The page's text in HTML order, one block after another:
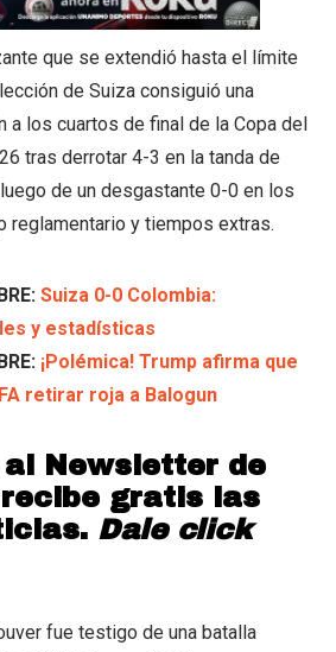
que se extendió hasta el límite
de Suiza consiguió una
a los cuartos de final de la Copa del
tras derrotar 4-3 en la tanda de
de un desgastante 0-0 en los
reglamentario y tiempos extras.
Suiza 0-0 Colombia:
y estadísticas
¡Polémica! Trump afirma que
retirar roja a Balogun
Newsletter de
recibe gratis las
Dale click
fue testigo de una batalla